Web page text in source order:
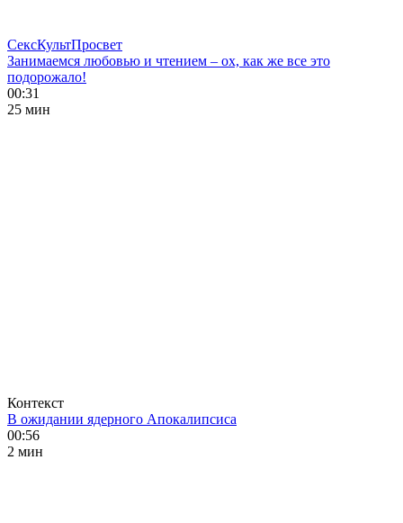
СексКультПросвет
Занимаемся любовью и чтением – ох, как же все это
подорожало!
00:31
25 мин
Контекст
В ожидании ядерного Апокалипсиса
00:56
2 мин